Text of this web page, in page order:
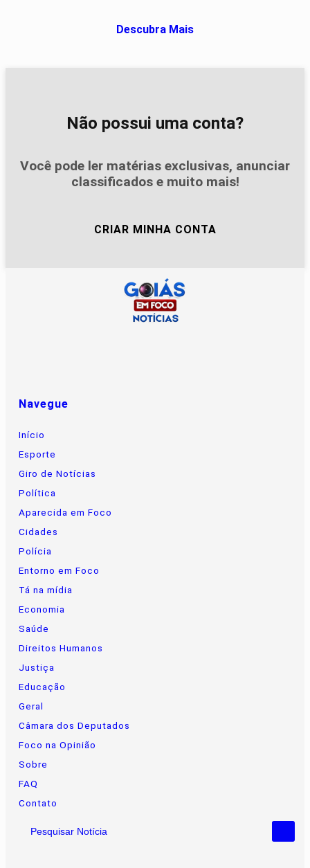
Descubra Mais
Não possui uma conta?
Você pode ler matérias exclusivas, anunciar
classificados e muito mais!
CRIAR MINHA CONTA
Navegue
Início
Esporte
Giro de Notícias
Política
Aparecida em Foco
Cidades
Polícia
Entorno em Foco
Tá na mídia
Economia
Saúde
Direitos Humanos
Justiça
Educação
Geral
Câmara dos Deputados
Foco na Opinião
Sobre
FAQ
Contato
Pesquisar Notícia